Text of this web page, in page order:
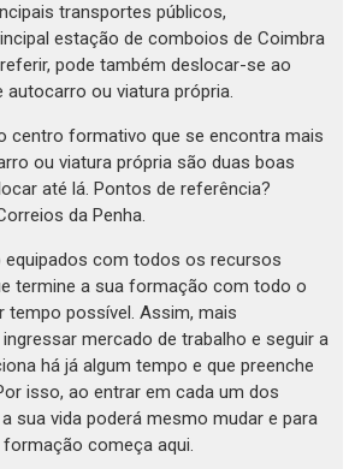
transportes públicos,
estação de comboios de Coimbra
pode também deslocar-se ao
autocarro ou viatura própria.
centro formativo que se encontra mais
ou viatura própria são duas boas
até lá. Pontos de referência?
da Penha.
com todos os recursos
termine a sua formação com todo o
tempo possível. Assim, mais
mercado de trabalho e seguir a
há já algum tempo e que preenche
isso, ao entrar em cada um dos
sua vida poderá mesmo mudar e para
formação começa aqui.